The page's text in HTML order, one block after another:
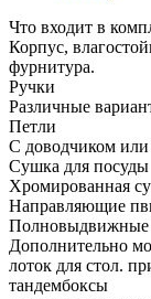
Что входит в
Корпус,
фурнитура.
Ручки
Различные
Петли
С доводчиком или
Сушка для посуды
Хромированная
Направляющие
Полновыдвижные
Дополнительно
лоток для стол.
тандембоксы